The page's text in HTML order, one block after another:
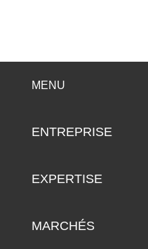
MENU
ENTREPRISE
EXPERTISE
MARCHÉS